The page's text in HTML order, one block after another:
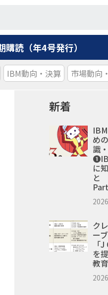
読（年4号発行）
IBM動向・決算 市場動向
新着
め
識
に
と
ク
ー
「
を
教